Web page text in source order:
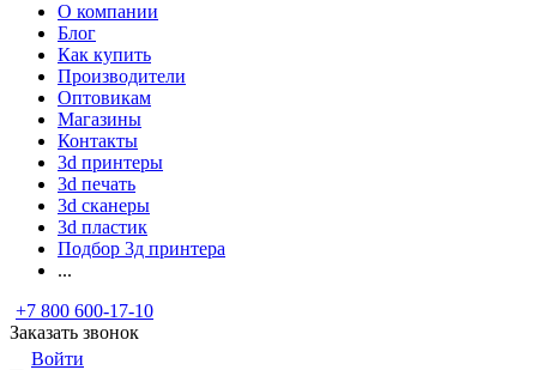
О компании
Блог
Как купить
Производители
Оптовикам
Магазины
Контакты
3d принтеры
3d печать
3d сканеры
3d пластик
Подбор 3д принтера
...
+7 800 600-17-10
Заказать звонок
Войти